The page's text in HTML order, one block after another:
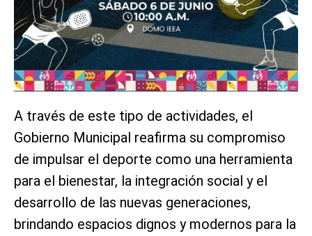
A través de este tipo de actividades, el
Gobierno Municipal reafirma su compromiso
de impulsar el deporte como una herramienta
para el bienestar, la integración social y el
desarrollo de las nuevas generaciones,
brindando espacios dignos y modernos para la